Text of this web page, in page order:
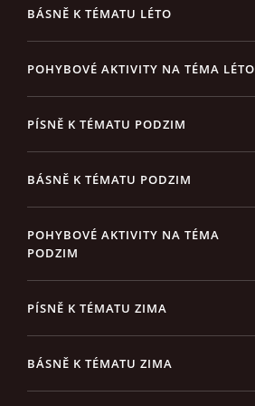
BÁSNĚ K TÉMATU LÉTO
POHYBOVÉ AKTIVITY NA TÉMA LÉTO
PÍSNĚ K TÉMATU PODZIM
BÁSNĚ K TÉMATU PODZIM
POHYBOVÉ AKTIVITY NA TÉMA
PODZIM
PÍSNĚ K TÉMATU ZIMA
BÁSNĚ K TÉMATU ZIMA